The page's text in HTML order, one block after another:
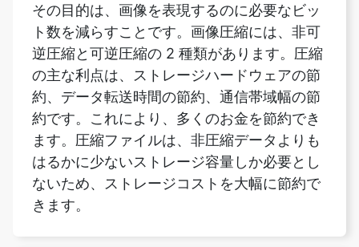
の主な利点は、ストレージハードウェアの節
約、データ転送時間の節約、通信帯域幅の節
約です。これにより、多くのお金を節約でき
ます。圧縮ファイルは、非圧縮データよりも
はるかに少ないストレージ容量しか必要とし
ないため、ストレージコストを大幅に節約で
きます。
イメージコンプレッサーは何をしま